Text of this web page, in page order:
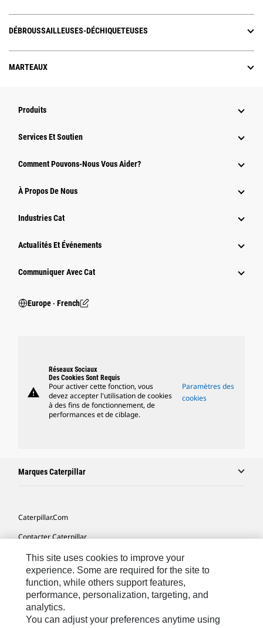
DÉBROUSSAILLEUSES-DÉCHIQUETEUSES
MARTEAUX
Produits
Services Et Soutien
Comment Pouvons-Nous Vous Aider?
À Propos De Nous
Industries Cat
Actualités Et Événements
Communiquer Avec Cat
Europe ‧ French
warning
Réseaux Sociaux
Des Cookies Sont Requis
Pour activer cette fonction, vous
devez accepter l'utilisation de cookies
à des fins de fonctionnement, de
performances et de ciblage.
Paramètres des
cookies
Marques Caterpillar
Caterpillar.com
Contacter Caterpillar
Mes Préférences Marketing
Plan Du Site
Cookie Settings
Légales
This site uses cookies to improve your
experience. Some are required for the site to
function, while others support features,
performance, personalization, targeting, and
analytics.
You can adjust your preferences anytime using